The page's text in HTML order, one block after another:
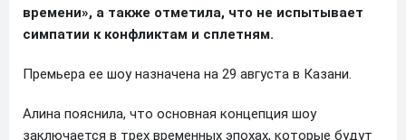
времени», а также отметила, что не испытывает
симпатии к конфликтам и сплетням.
Премьера ее шоу назначена на 29 августа в Казани.
Алина пояснила, что основная концепция шоу
заключается в трех временных эпохах, которые будут